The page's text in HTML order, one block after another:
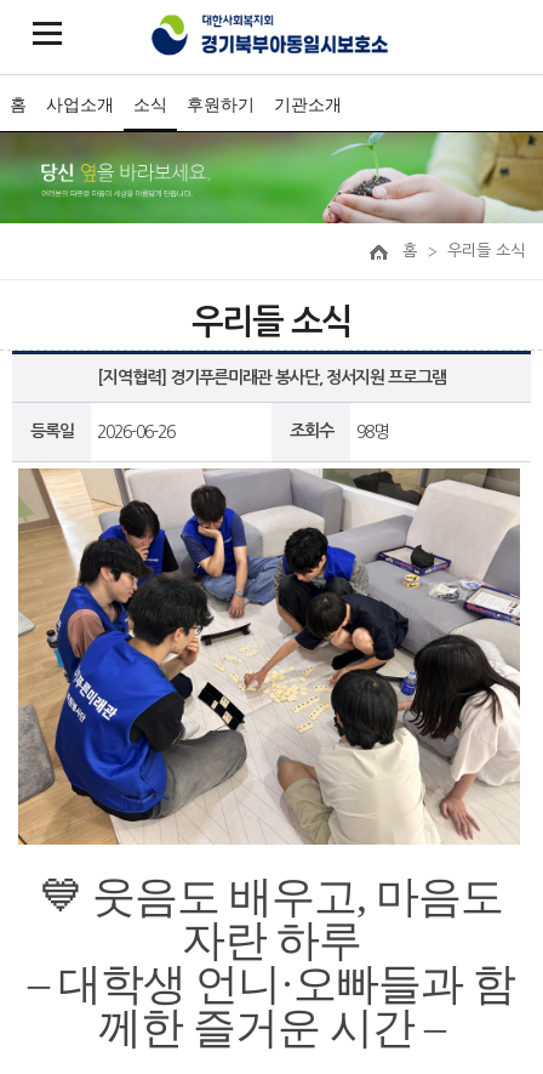
홈 사업소개 소식 후원하기 기관소개
홈 우리들 소식
우리들 소식
[지역협력] 경기푸른미래관 봉사단, 정서지원 프로그램
등록일 2026-06-26 조회수 98명
💙 웃음도 배우고, 마음도
자란 하루
– 대학생 언니·오빠들과 함
께한 즐거운 시간 –